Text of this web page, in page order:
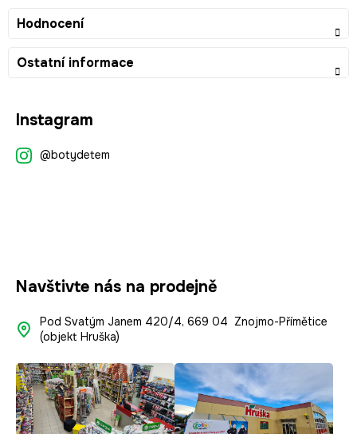
Hodnocení
Ostatní informace
Instagram
@botydetem
Navštivte nás na prodejně
Pod Svatým Janem 420/4, 669 04 Znojmo-Přímětice
(objekt Hruška)